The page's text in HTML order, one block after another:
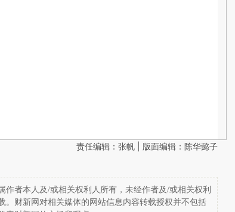
责任编辑：张帆 | 版面编辑：陈华懿子
者本人及/或相关权利人所有，未经作者及/或相关权利
。财新网对相关媒体的网站信息内容转载授权并不包括